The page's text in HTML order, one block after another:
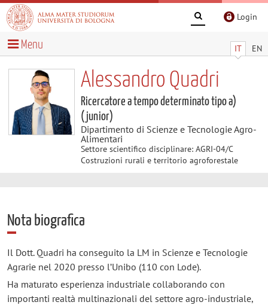
Login
IT EN
Menu
Alessandro Quadri
Ricercatore a tempo determinato tipo a)
(junior)
Dipartimento di Scienze e Tecnologie Agro-
Alimentari
Settore scientifico disciplinare: AGRI-04/C
Costruzioni rurali e territorio agroforestale
Nota biografica
Il Dott. Quadri ha conseguito la LM in Scienze e Tecnologie
Agrarie nel 2020 presso l’Unibo (110 con Lode).
Ha maturato esperienza industriale collaborando con
importanti realtà multinazionali del settore agro-industriale,